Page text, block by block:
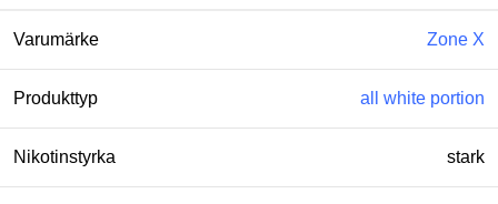
Varumärke Zone X
Produkttyp all white portion
Nikotinstyrka stark